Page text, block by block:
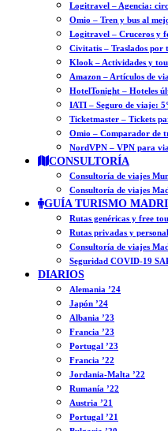
Logitravel – Agencia:
Omio – Tren y bus al
Logitravel – Cruceros y
Civitatis – Traslados por
Klook – Actividades y
Amazon – Artículos de
HotelTonight – Hoteles
IATI – Seguro de viaje:
Ticketmaster – Tickets
Omio – Comparador de
NordVPN – VPN para
CONSULTORÍA
Consultoría de viajes
Consultoría de viajes
GUÍA TURISMO
Rutas genéricas y free
Rutas privadas y
Consultoría de viajes
Seguridad COVID-19
DIARIOS
Alemania ’24
Japón ’24
Albania ’23
Francia ’23
Portugal ’23
Francia ’22
Jordania-Malta ’22
Rumanía ’22
Austria ’21
Portugal ’21